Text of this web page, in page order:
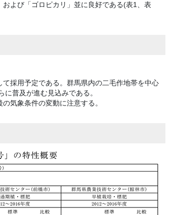
よび「ゴロピカリ」並に良好である(表1、表
採用予定である。群馬県内の二毛作地帯を中心
普及が進む見込みである。
気象条件の変動に注意する。